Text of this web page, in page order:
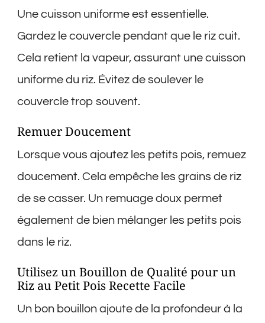
Une cuisson uniforme est essentielle.
Gardez le couvercle pendant que le riz cuit.
Cela retient la vapeur, assurant une cuisson
uniforme du riz. Évitez de soulever le
couvercle trop souvent.
Remuer Doucement
Lorsque vous ajoutez les petits pois, remuez
doucement. Cela empêche les grains de riz
de se casser. Un remuage doux permet
également de bien mélanger les petits pois
dans le riz.
Utilisez un Bouillon de Qualité pour un
Riz au Petit Pois Recette Facile
Un bon bouillon ajoute de la profondeur à la